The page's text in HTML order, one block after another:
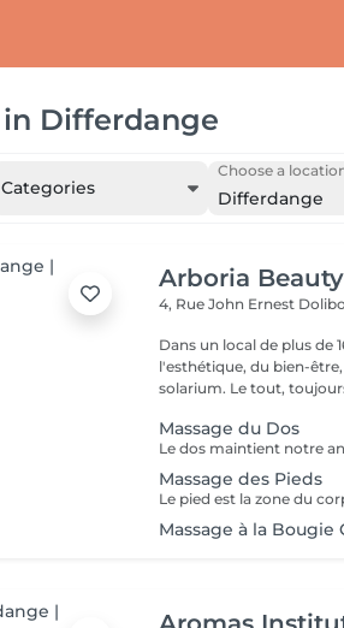
in Differdange
Categories
Choose a
Differdange
Arboria Beauty
4, Rue John Ernest
Dans un local de plus de
l'esthétique, du bien-
solarium. Le tout,
Massage du Dos
Massage des Pieds
Massage à la Bougie